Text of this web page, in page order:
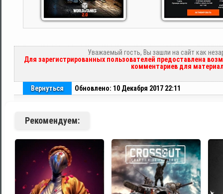
Уважаемый гость, Вы зашли на сайт как
Для зарегистрированных пользователей предоставлена
комментариев для
Вернуться Обновлено: 10 Декабря 2017 22:11
Рекомендуем: